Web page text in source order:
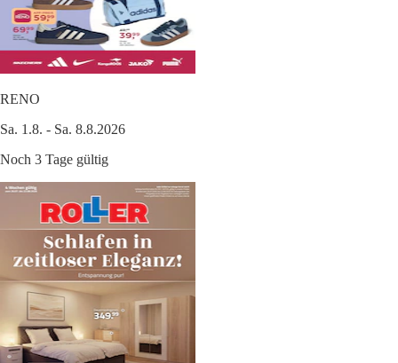
RENO
Sa. 1.8. - Sa. 8.8.2026
Noch 3 Tage gültig